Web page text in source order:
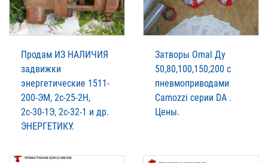
Продам ИЗ НАЛИЧИЯ
задвижки
энергетические 1511-
200-ЭМ, 2с-25-2Н,
2с-30-1Э, 2с-32-1 и др.
ЭНЕРГЕТИКУ.
Затворы Omal Ду
50,80,100,150,200 с
пневмоприводами
Camozzi серии DA .
Цены.